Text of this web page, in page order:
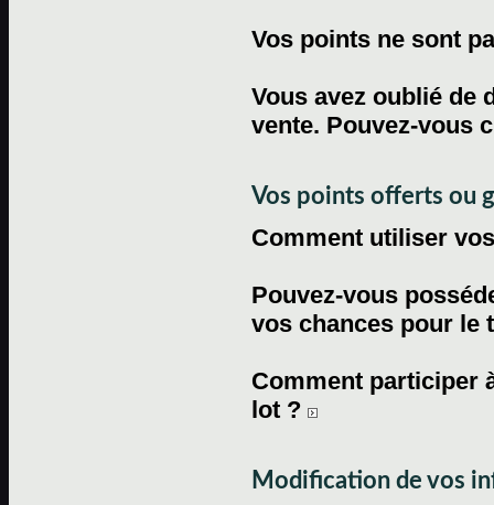
Vos points ne sont
Vous avez oublié de
vente. Pouvez-vous
Vos points offerts ou
Comment utiliser
Pouvez-vous
vos chances pour le
Comment participer
lot ?
Modification de vos